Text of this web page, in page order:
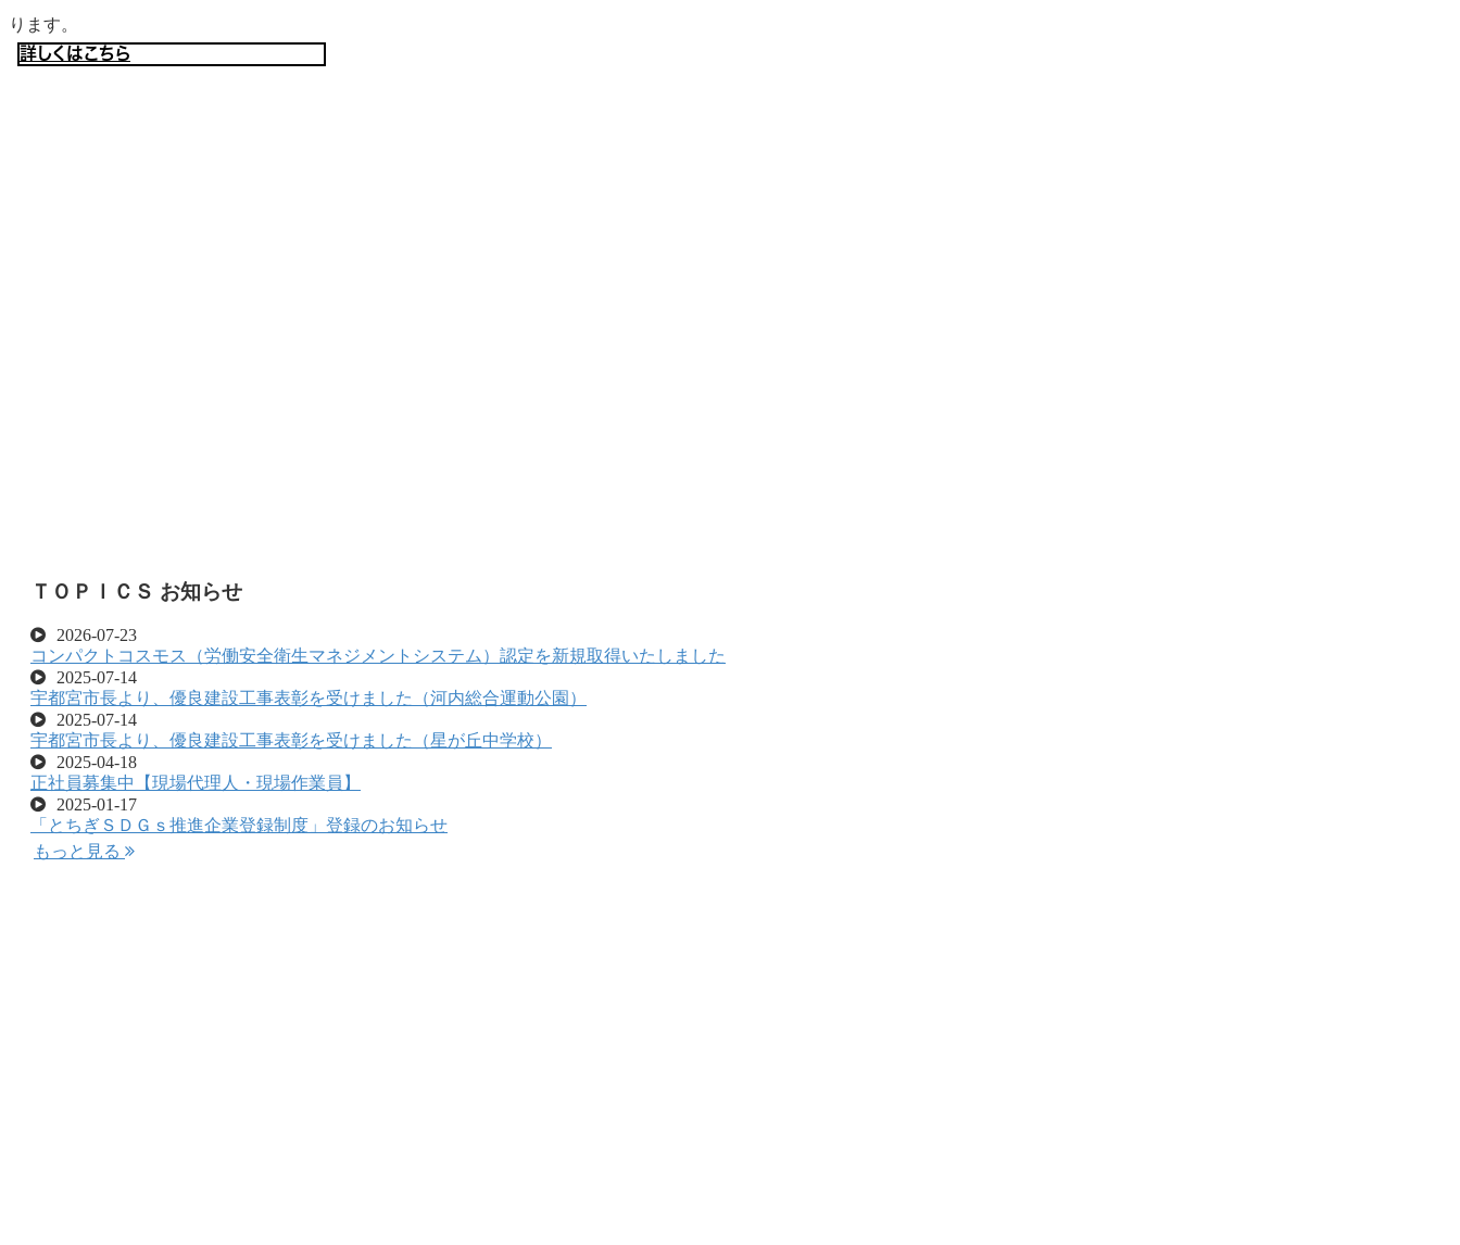
ります。
詳しくはこちら
ＴＯＰＩＣＳ お知らせ
2026-07-23
コンパクトコスモス（労働安全衛生マネジメントシステム）認定を新規取得いたしました
2025-07-14
宇都宮市長より、優良建設工事表彰を受けました（河内総合運動公園）
2025-07-14
宇都宮市長より、優良建設工事表彰を受けました（星が丘中学校）
2025-04-18
正社員募集中【現場代理人・現場作業員】
2025-01-17
「とちぎＳＤＧｓ推進企業登録制度」登録のお知らせ
もっと見る